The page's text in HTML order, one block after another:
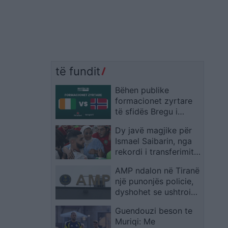
të fundit
Bëhen publike
formacionet zyrtare
të sfidës Bregu i
titullarë nga minuta e
parë emrat kryesorë
Dy javë magjike për
Ismael Saibarin, nga
rekordi i transferimit
protagonisti i Marokut
AMP ndalon në Tiranë
një punonjës policie,
dyshohet se ushtroi
mitur
Guendouzi beson te
Muriqi: Me